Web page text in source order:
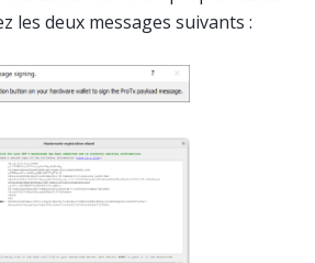
les deux messages suivants :